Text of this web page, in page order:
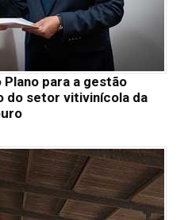
para a gestão
do setor vitivinícola da